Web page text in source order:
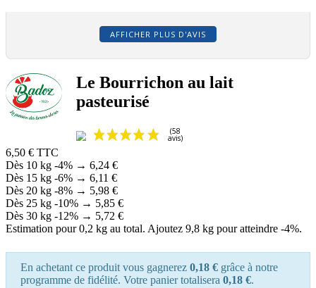
AFFICHER PLUS D'AVIS
Le Bourrichon au lait
pasteurisé
6,50 € TTC
Dès 10 kg -4% → 6,24 €
Dès 15 kg -6% → 6,11 €
Dès 20 kg -8% → 5,98 €
Dès 25 kg -10% → 5,85 €
Dès 30 kg -12% → 5,72 €
Estimation pour 0,2 kg au total. Ajoutez 9,8 kg pour atteindre -4%.
En achetant ce produit vous gagnerez 0,18 € grâce à notre
programme de fidélité. Votre panier totalisera 0,18 €.